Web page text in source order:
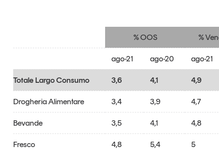
% OOS %
ago-21 ago-20 ago-21
Totale Largo Consumo 3,6 4,1 4,9
Drogheria Alimentare 3,4 3,9 4,7
Bevande 3,5 4,1 4,8
Fresco 4,8 5,4 5